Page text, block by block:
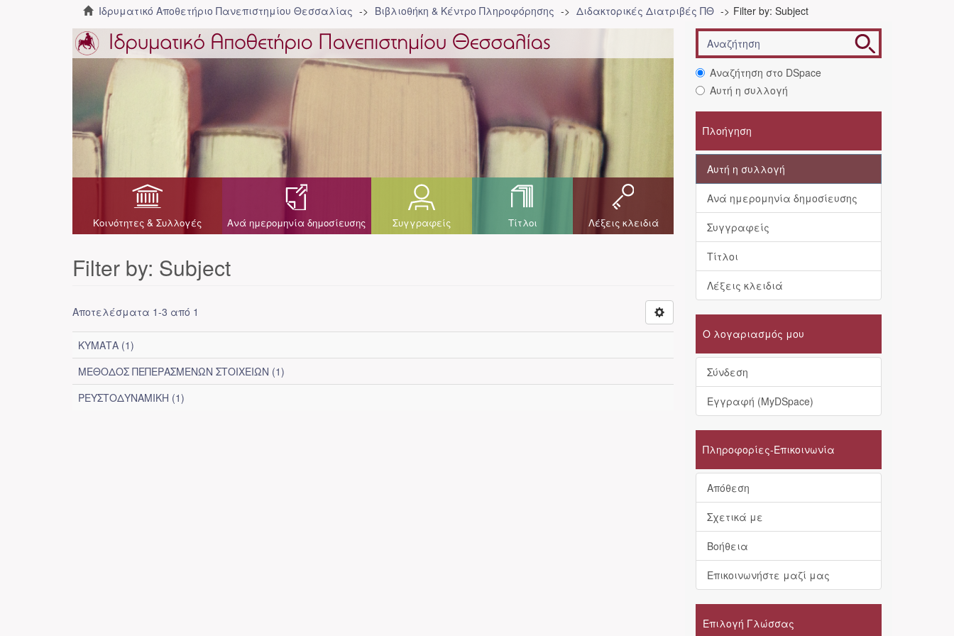
Ιδρυματικό Αποθετήριο Πανεπιστημίου Θεσσαλίας Βιβλιοθήκη & Κέντρο Πληροφόρησης Διδακτορικές Διατριβές ΠΘ Filter by: Subject
Κοινότητες & Συλλογές Ανά ημερομηνία δημοσίευσης Συγγραφείς Τίτλοι Λέξεις κλειδιά
Filter by: Subject
Αποτελέσματα 1-3 από 1
ΚΥΜΑΤΑ (1)
ΜΕΘΟΔΟΣ ΠΕΠΕΡΑΣΜΕΝΩΝ ΣΤΟΙΧΕΙΩΝ (1)
ΡΕΥΣΤΟΔΥΝΑΜΙΚΗ (1)
Αναζήτηση στο DSpace
Αυτή η συλλογή
Πλοήγηση
Αυτή η συλλογή
Ανά ημερομηνία δημοσίευσης
Συγγραφείς
Τίτλοι
Λέξεις κλειδιά
Ο λογαριασμός μου
Σύνδεση
Εγγραφή (MyDSpace)
Πληροφορίες-Επικοινωνία
Απόθεση
Σχετικά με
Βοήθεια
Επικοινωνήστε μαζί μας
Επιλογή Γλώσσας